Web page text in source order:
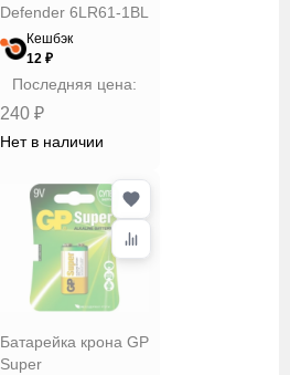
Defender 6LR61-1BL
Кешбэк
12 ₽
Последняя цена:
240 ₽
Нет в наличии
Батарейка крона GP
Super